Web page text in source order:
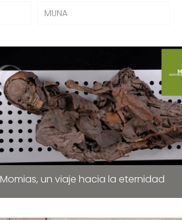
MUNA
Momias, un viaje hacia la eternidad